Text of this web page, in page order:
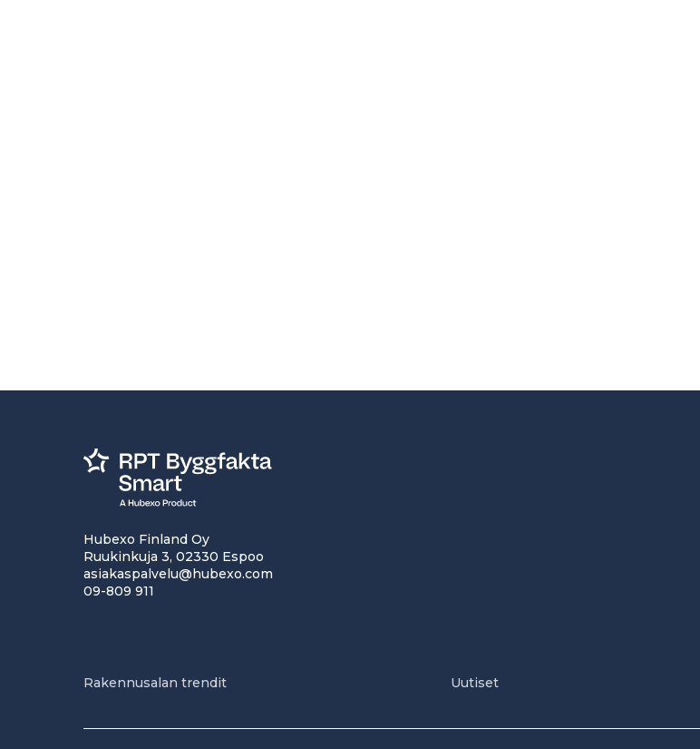
Hubexo Finland Oy
Ruukinkuja 3, 02330 Espoo
asiakaspalvelu@hubexo.com
09-809 911
Rakennusalan trendit Uutiset